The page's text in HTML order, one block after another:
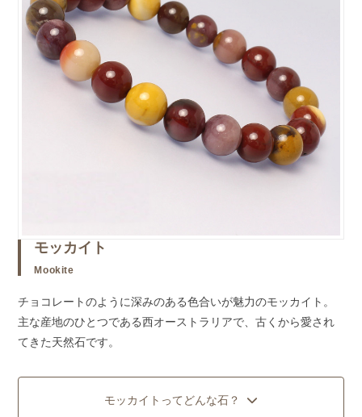
モッカイト
Mookite
チョコレートのように深みのある色合いが魅力のモッカイト。
主な産地のひとつである西オーストラリアで、古くから愛され
てきた天然石です。
モッカイトってどんな石？